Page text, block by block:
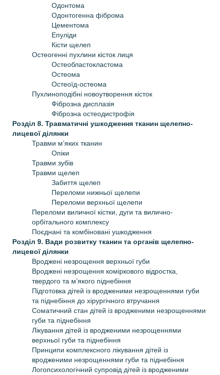
Одонтома
Одонтогенна фіброма
Цементома
Епуліди
Кісти щелеп
Остеогенні пухлини кісток лиця
Остеобластокластома
Остеома
Остеоїд-остеома
Пухлиноподібні новоутворення кісток
Фіброзна дисплазія
Фіброзна остеодистрофія
Розділ 8. Травматичні ушкодження тканин щелепно-
лицевої ділянки
Травми м’яких тканин
Опіки
Травми зубів
Травми щелеп
Забиття щелеп
Переломи нижньої щелепи
Переломи верхньої щелепи
Переломи виличної кістки, дуги та вилично-
орбітального комплексу
Поєднані та комбіновані ушкодження
Розділ 9. Вади розвитку тканин та органів щелепно-
лицевої ділянки
Вроджені незрощення верхньої губи
Вроджені незрощення коміркового відростка,
твердого та м’якого піднебіння
Підготовка дітей із вродженими незрощеннями губи
та піднебіння до хірургічного втручання
Соматичний стан дітей із вродженими незрощеннями
губи та піднебіння
Лікування дітей із вродженими незрощеннями
верхньої губи та піднебіння
Принципи комплексного лікування дітей із
вродженими незрощеннями губи та піднебіння
Логопсихологічний супровід дітей із вродженими